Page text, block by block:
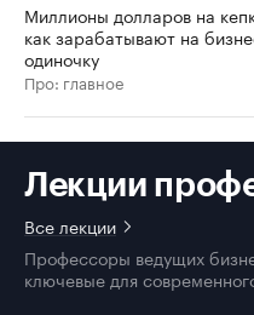
Миллионы долларов на
как зарабатывают на
одиночку
Про: главное
Лекции
Все лекции
Профессоры ведущих
ключевые для